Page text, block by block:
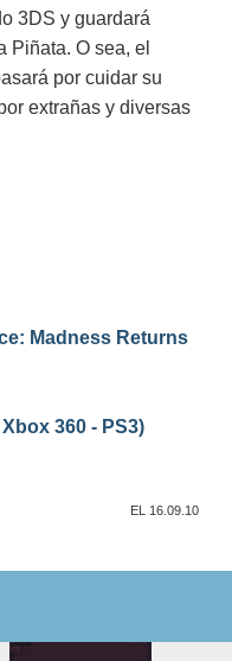
3DS y guardará
Piñata. O sea, el
por cuidar su
extrañas y diversas
Madness Returns
360 - PS3)
EL 16.09.10